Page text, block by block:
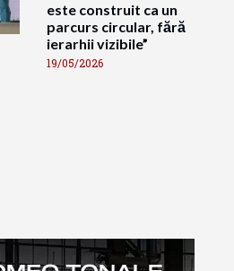
este construit ca un
parcurs circular, fără
ierarhii vizibile”
19/05/2026